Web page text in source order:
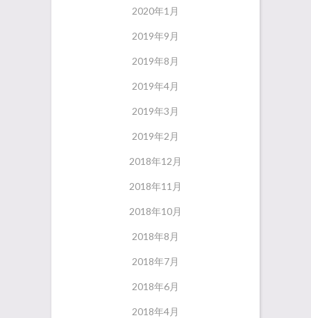
2020年1月
2019年9月
2019年8月
2019年4月
2019年3月
2019年2月
2018年12月
2018年11月
2018年10月
2018年8月
2018年7月
2018年6月
2018年4月